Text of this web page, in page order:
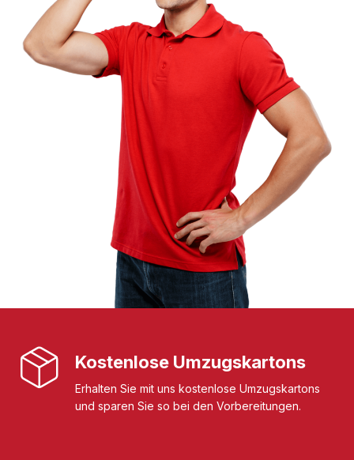
Kostenlose Umzugskartons
Erhalten Sie mit uns kostenlose Umzugskartons
und sparen Sie so bei den Vorbereitungen.